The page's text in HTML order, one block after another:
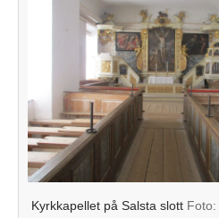
Kyrkkapellet på Salsta slott Foto: